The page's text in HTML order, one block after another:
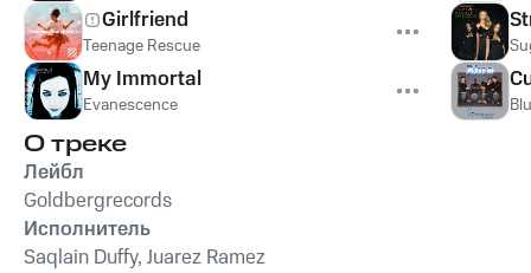
Girlfriend
Teenage Rescue
My Immortal
Evanescence
О треке
Лейбл
Goldbergrecords
Исполнитель
Saqlain Duffy, Juarez Ramez